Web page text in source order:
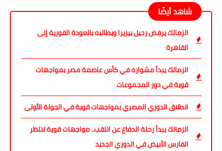
شاهد أيضًا
الزمالك يرفض رحيل بيزيرا ويطالبه بالعودة الفورية إلى
القاهرة
الزمالك يبدأ مشواره في كأس عاصمة مصر بمواجهات
قوية في دور المجموعات
انطلاق الدوري المصري بمواجهات قوية في الجولة الأولى
الزمالك يبدأ رحلة الدفاع عن اللقب.. مواجهات قوية تنتظر
الفارس الأبيض في الدوري الجديد